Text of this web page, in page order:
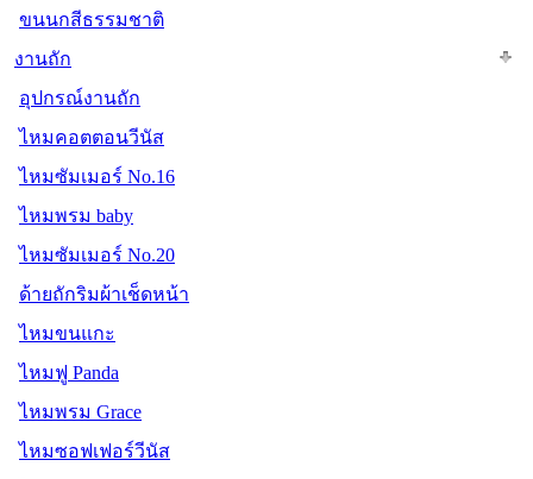
ขนนกสีธรรมชาติ
งานถัก
อุปกรณ์งานถัก
ไหมคอตตอนวีนัส
ไหมซัมเมอร์ No.16
ไหมพรม baby
ไหมซัมเมอร์ No.20
ด้ายถักริมผ้าเช็ดหน้า
ไหมขนแกะ
ไหมฟู Panda
ไหมพรม Grace
ไหมซอฟเฟอร์วีนัส